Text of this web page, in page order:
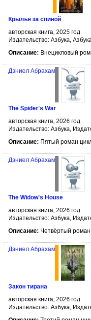
Крылья за спиной
авторская книга, 2025 год
Издательство: Азбука,
Описание: Внецикловый
Дэниел Абрахам
The Spider's War
авторская книга, 2026 год
Издательство: Азбука,
Описание: Пятый роман
Дэниел Абрахам
The Widow's House
авторская книга, 2026 год
Издательство: Азбука,
Описание: Четвёртый
Дэниел Абрахам
Закон тирана
авторская книга, 2026 год
Издательство: Азбука,